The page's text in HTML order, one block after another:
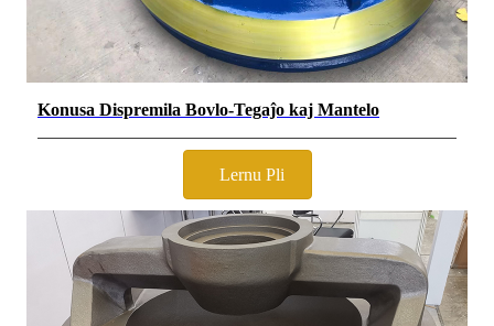
Konusa Dispremila Bovlo-Tegaĵo kaj Mantelo
Lernu Pli